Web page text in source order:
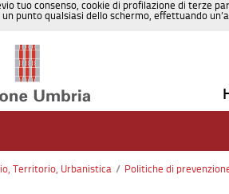
tuo consenso, cookie di profilazione di terze
un punto qualsiasi dello schermo, effettuando
Territorio, Urbanistica / Politiche di